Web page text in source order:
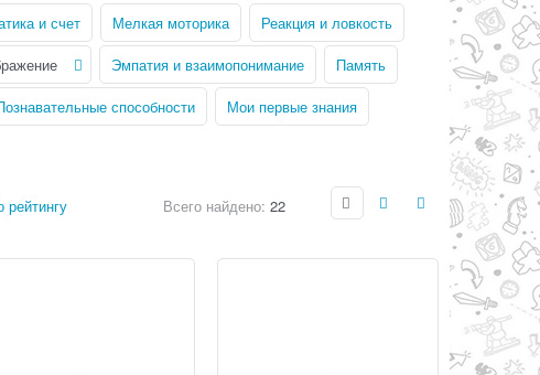
и счет Мелкая моторика
Реакция и ловкость
Эмпатия и взаимопонимание
Память
способности
Мои первые знания
рейтингу Всего найдено: 22